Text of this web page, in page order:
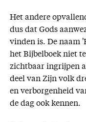
Het andere
dus dat Gods
vinden is. De naam
het Bijbelboek niet
zichtbaar ingrijpen
deel van Zijn volk
en verborgenheid
de dag ook kennen.